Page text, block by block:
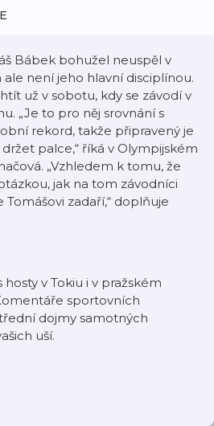
Bábek bohužel neuspěl v
ale není jeho hlavní disciplínou.
už v sobotu, kdy se závodí v
„Je to pro něj srovnání s
rekord, takže připravený je
palce,“ říká v Olympijském
„Vzhledem k tomu, že
jak na tom závodníci
zadaří,“ doplňuje
v Tokiu i v pražském
sportovních
dojmy samotných
uší.